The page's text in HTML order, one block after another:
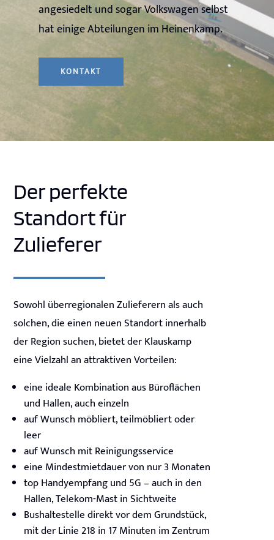
angesiedelt und sogar Volkswagen selbst
hat einige Abteilungen im Heinenkamp.
KONTAKT
Der perfekte
Standort für
Zulieferer
Sowohl überregionalen Zulieferern als auch
solchen, die einen neuen Standort innerhalb
der Region suchen, bietet der Klauskamp
eine Vielzahl an attraktiven Vorteilen:
eine ideale Kombination aus Büroflächen
und Hallen, auch einzeln
auf Wunsch möbliert, teilmöbliert oder
leer
auf Wunsch mit Reinigungsservice
eine Mindestmietdauer von nur 3 Monaten
top Handyempfang und 5G – auch in den
Hallen, Telekom-Mast in Sichtweite
Bushaltestelle direkt vor dem Grundstück,
mit der Linie 218 in 17 Minuten im Zentrum